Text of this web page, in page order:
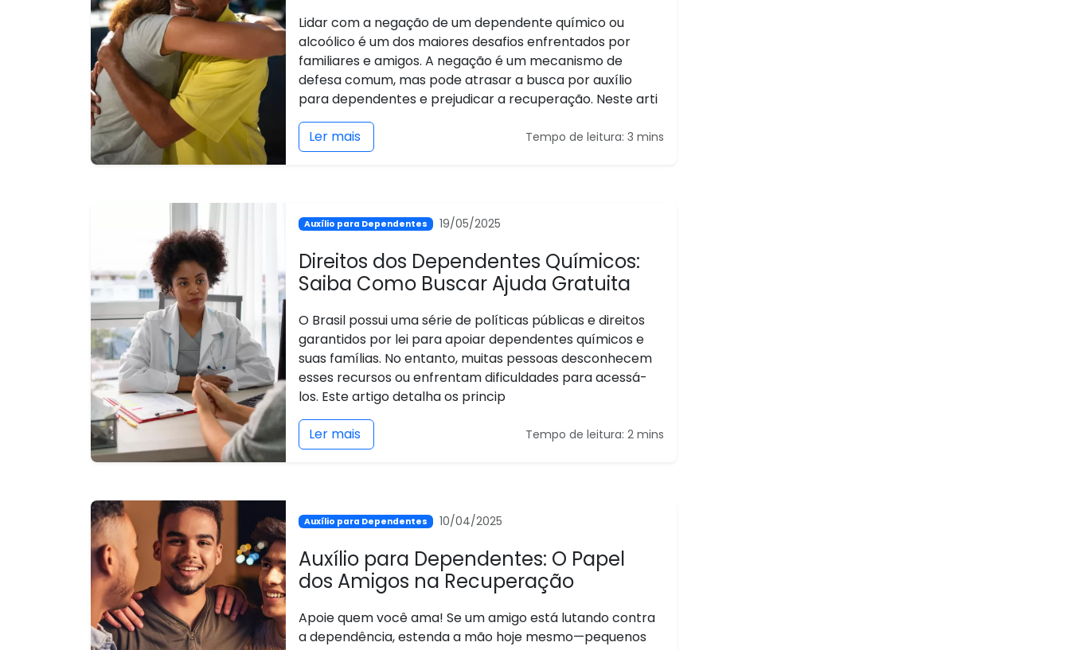
Lidar com a negação de um dependente químico ou
alcoólico é um dos maiores desafios enfrentados por
familiares e amigos. A negação é um mecanismo de
defesa comum, mas pode atrasar a busca por auxílio
para dependentes e prejudicar a recuperação. Neste arti
Ler mais Tempo de leitura: 3 mins
Auxílio para Dependentes 19/05/2025
Direitos dos Dependentes Químicos:
Saiba Como Buscar Ajuda Gratuita
O Brasil possui uma série de políticas públicas e direitos
garantidos por lei para apoiar dependentes químicos e
suas famílias. No entanto, muitas pessoas desconhecem
esses recursos ou enfrentam dificuldades para acessá-
los. Este artigo detalha os princip
Ler mais Tempo de leitura: 2 mins
Auxílio para Dependentes 10/04/2025
Auxílio para Dependentes: O Papel
dos Amigos na Recuperação
Apoie quem você ama! Se um amigo está lutando contra
a dependência, estenda a mão hoje mesmo—pequenos